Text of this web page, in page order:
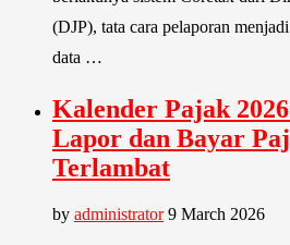
(DJP), tata cara pelaporan
data …
Kalender Pajak
Lapor dan Bayar
Terlambat
by administrator 9 March 2026